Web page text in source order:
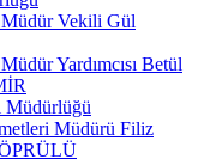
Vekili Gül
Yardımcısı Betül
Müdürlüğü
Müdürü Filiz